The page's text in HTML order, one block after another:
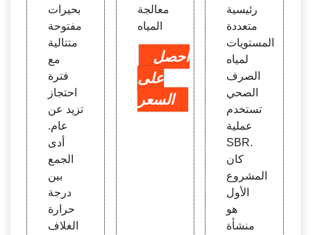
بحيرات
مفتوحة
متتالية
مع
فترة
احتجاز
تزيد عن
عام.
أدى
الجمع
بين
درجة
حرارة
الغلاف
معالجة
المياه
احصل
على
السعر
رئيسية
متعددة
المستويات
لمياه
الصرف
الصحي
تستخدم
عملية
SBR.
كان
المشروع
الأول
هو
منشأة